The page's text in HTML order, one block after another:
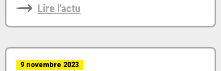
Lire l'actu
9 novembre 2023